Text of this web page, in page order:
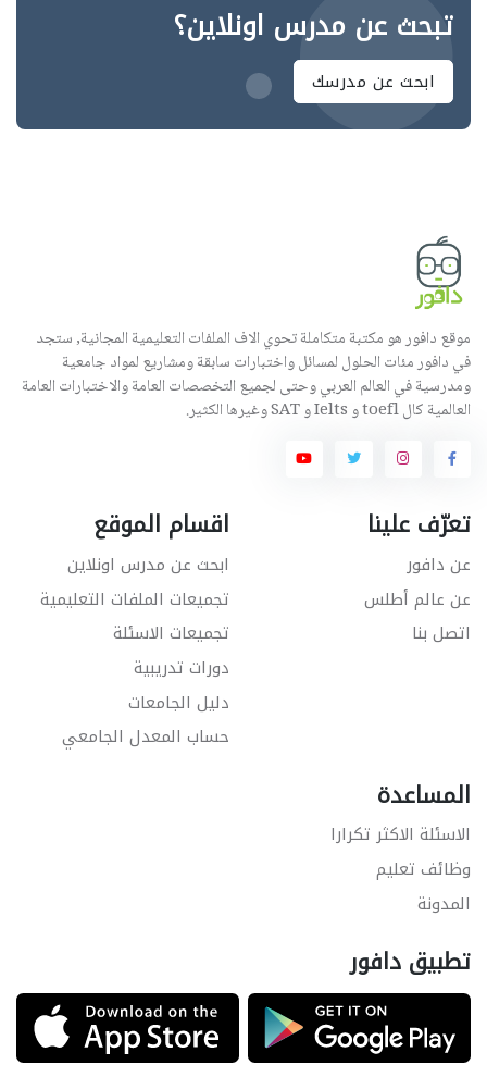
تبحث عن مدرس اونلاين؟
ابحث عن مدرسك
موقع دافور هو مكتبة متكاملة تحوي الاف الملفات التعليمية المجانية, ستجد
في دافور مئات الحلول لمسائل واختبارات سابقة ومشاريع لمواد جامعية
ومدرسية في العالم العربي وحتى لجميع التخصصات العامة والاختبارات العامة
العالمية كال toefl و Ielts و SAT وغيرها الكثير.
تعرّف علينا
عن دافور
عن عالم أطلس
اتصل بنا
اقسام الموقع
ابحث عن مدرس اونلاين
تجميعات الملفات التعليمية
تجميعات الاسئلة
دورات تدريبية
دليل الجامعات
حساب المعدل الجامعي
المساعدة
الاسئلة الاكثر تكرارا
وظائف تعليم
المدونة
تطبيق دافور